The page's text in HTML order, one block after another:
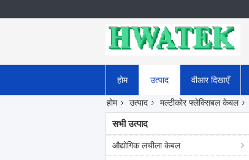
होम उत्पाद वीआर दिखाएँ
होम उत्पाद मल्टीकोर फ्लेक्सिबल केबल
सभी उत्पाद
औद्योगिक लचीला केबल